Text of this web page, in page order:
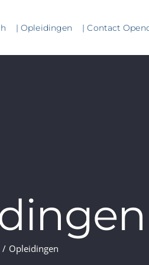
| Opleidingen | Contact
/ Opleidingen